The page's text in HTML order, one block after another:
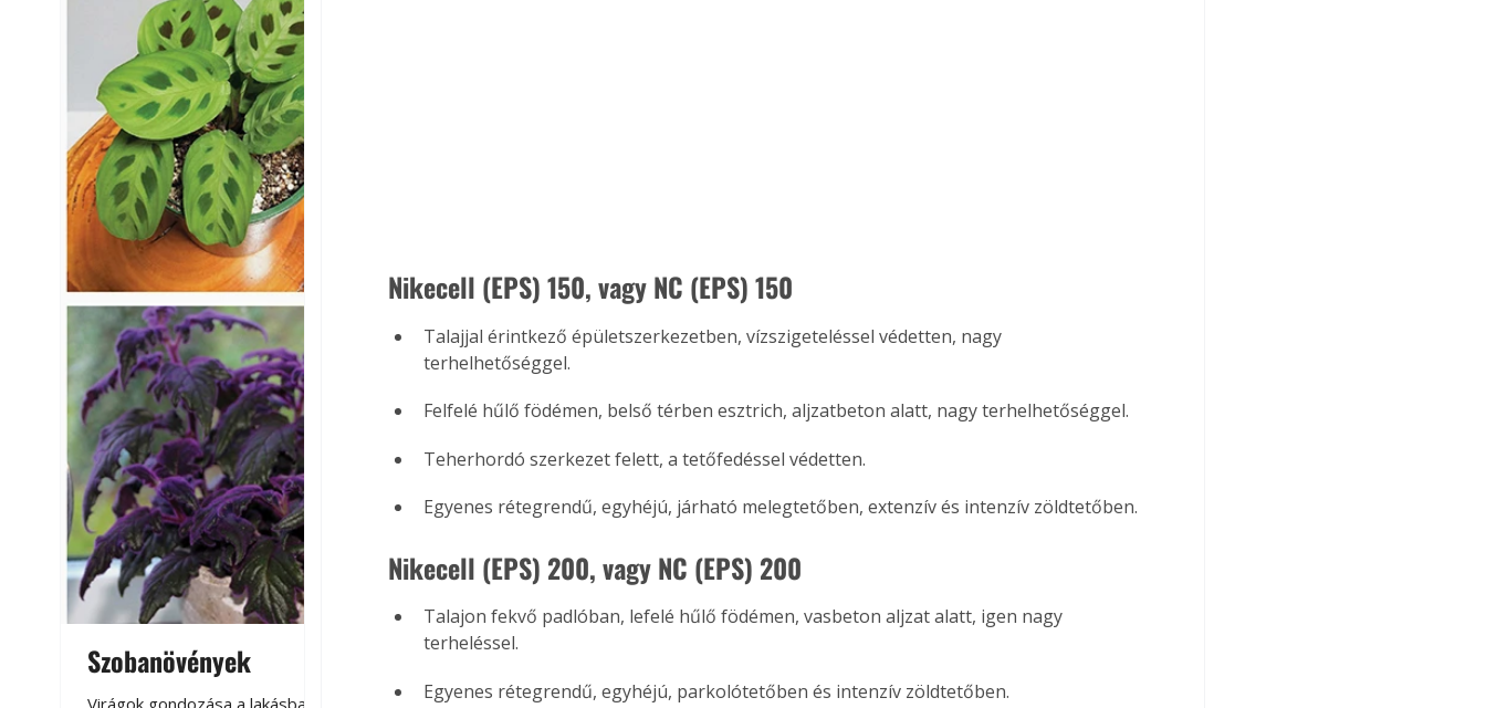
Szobanövények
Virágoskert: kertben,
teraszon, lakásban
természet kincsei az
Nikecell (EPS) 150, vagy NC (EPS) 150
Talajjal érintkező épületszerkezetben, vízszigeteléssel védetten, nagy
terhelhetőséggel.
Felfelé hűlő födémen, belső térben esztrich, aljzatbeton alatt, nagy terhelhetőséggel.
Teherhordó szerkezet felett, a tetőfedéssel védetten.
Egyenes rétegrendű, egyhéjú, járható melegtetőben, extenzív és intenzív zöldtetőben.
Nikecell (EPS) 200, vagy NC (EPS) 200
Talajon fekvő padlóban, lefelé hűlő födémen, vasbeton aljzat alatt, igen nagy
terheléssel.
Egyenes rétegrendű, egyhéjú, parkolótetőben és intenzív zöldtetőben.